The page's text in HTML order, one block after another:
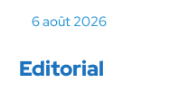
6 août 2026
Editorial